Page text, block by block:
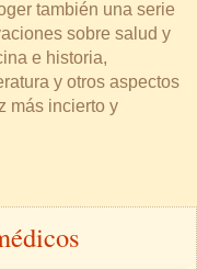
también una serie
sobre salud y
e historia,
y otros aspectos
más incierto y